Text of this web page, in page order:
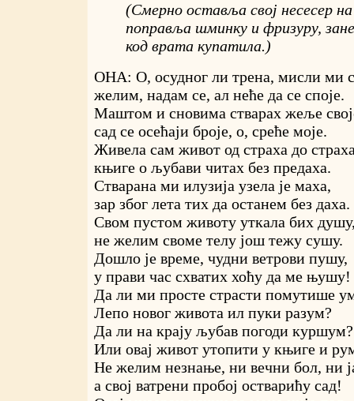
(Смерно оставља свој несесер
поправља шминку и фризуру,
код врата купатила.)
ОНА: О, осудног ли трена, мисли ми
желим, надам се, ал неће да се споје.
Маштом и сновима стварах жеље
сад се осећаји броје, о, среће моје.
Живела сам живот од страха до
књиге о љубави читах без предаха.
Стварана ми илузија узела је маха,
зар због лета тих да останем без даха.
Свом пустом животу уткала бих
не желим своме телу још тежу сушу.
Дошло је време, чудни ветрови пушу,
у прави час схватих хоћу да ме њушу!
Да ли ми просте страсти помутише
Лепо новог живота ил пуки разум?
Да ли на крају љубав погоди куршум?
Или овај живот утопити у књиге и
Не желим незнање, ни вечни бол, ни
а свој ватрени пробој остварићу сад!